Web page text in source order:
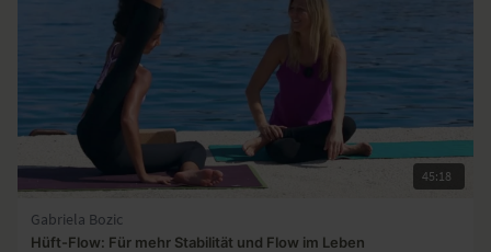
45:18
Gabriela Bozic
Hüft-Flow: Für mehr Stabilität und Flow im Leben